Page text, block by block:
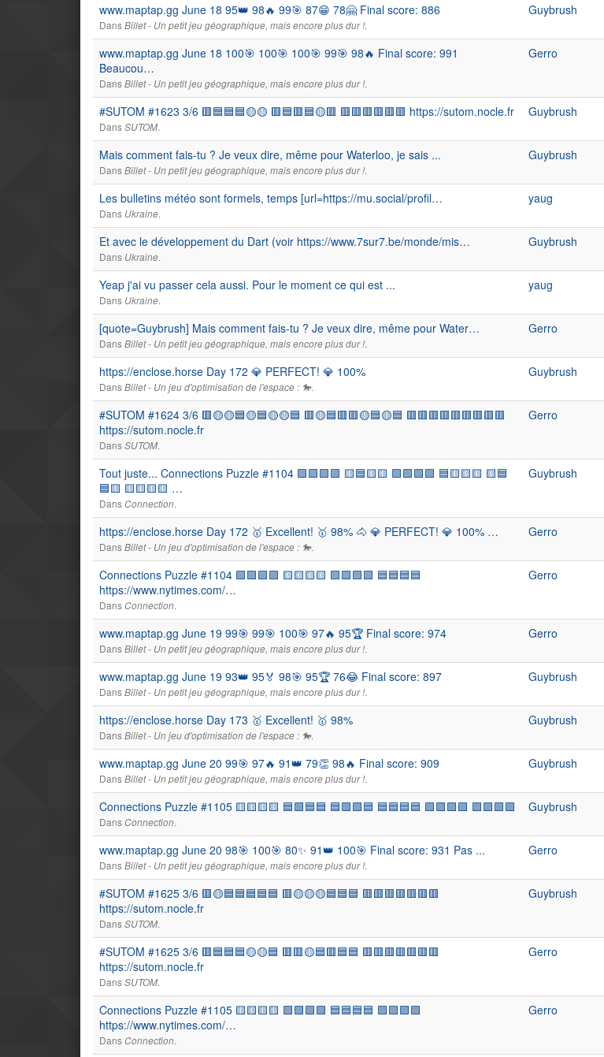
www.maptap.gg June 18 95👑 98🔥 99🎯 87😁 78🤗 Final score: 886
DansBillet - Un petit jeu géographique, mais encore plus dur !.
Guybrush
www.maptap.gg June 18 100🎯 100🎯 100🎯 99🎯 98🔥 Final score: 991
Beaucou…
DansBillet - Un petit jeu géographique, mais encore plus dur !.
Gerro
#SUTOM #1623 3/6 🟥🟦🟦🟦🟡🟡 🟥🟦🟥🟦🟡🟥 🟥🟥🟥🟥🟥🟥 https://sutom.nocle.fr
DansSUTOM.
Guybrush
Mais comment fais-tu ? Je veux dire, même pour Waterloo, je sais ...
DansBillet - Un petit jeu géographique, mais encore plus dur !.
Guybrush
Les bulletins météo sont formels, temps [url=https://mu.social/profil…
Dans Ukraine.
yaug
Et avec le développement du Dart (voir https://www.7sur7.be/monde/mis…
Dans Ukraine.
Guybrush
Yeap j'ai vu passer cela aussi. Pour le moment ce qui est ...
Dans Ukraine.
yaug
[quote=Guybrush] Mais comment fais-tu ? Je veux dire, même pour Water…
DansBillet - Un petit jeu géographique, mais encore plus dur !.
Gerro
https://enclose.horse Day 172 💎 PERFECT! 💎 100%
DansBillet - Un jeu d'optimisation de l'espace : 🐎.
Guybrush
#SUTOM #1624 3/6 🟥🟡🟡🟦🟡🟦🟡🟡🟦 🟥🟡🟦🟥🟥🟡🟦🟡🟦 🟥🟥🟥🟥🟥🟥🟥🟥🟥
https://sutom.nocle.fr
DansSUTOM.
Gerro
Tout juste... Connections Puzzle #1104 🟪🟪🟪🟪 🟨🟦🟨🟨 🟩🟩🟩🟩 🟦🟨🟨🟨 🟨🟦
🟦🟨 🟨🟨🟨🟨 …
DansConnection.
Guybrush
https://enclose.horse Day 172 🥇 Excellent! 🥇 98% 🐴 💎 PERFECT! 💎 100% …
DansBillet - Un jeu d'optimisation de l'espace : 🐎.
Gerro
Connections Puzzle #1104 🟪🟪🟪🟪 🟨🟨🟨🟨 🟩🟩🟩🟩 🟦🟦🟦🟦
https://www.nytimes.com/…
DansConnection.
Gerro
www.maptap.gg June 19 99🎯 99🎯 100🎯 97🔥 95🏆 Final score: 974
DansBillet - Un petit jeu géographique, mais encore plus dur !.
Gerro
www.maptap.gg June 19 93👑 95🏅 98🎯 95🏆 76😂 Final score: 897
DansBillet - Un petit jeu géographique, mais encore plus dur !.
Guybrush
https://enclose.horse Day 173 🥇 Excellent! 🥇 98%
DansBillet - Un jeu d'optimisation de l'espace : 🐎.
Guybrush
www.maptap.gg June 20 99🎯 97🔥 91👑 79👏 98🔥 Final score: 909
DansBillet - Un petit jeu géographique, mais encore plus dur !.
Guybrush
Connections Puzzle #1105 🟨🟨🟨🟨 🟦🟩🟦🟦 🟦🟩🟩🟦 🟦🟦🟦🟦 🟩🟪🟪🟩 🟩🟪🟩🟪
DansConnection.
Guybrush
www.maptap.gg June 20 98🎯 100🎯 80✨ 91👑 100🎯 Final score: 931 Pas ...
DansBillet - Un petit jeu géographique, mais encore plus dur !.
Gerro
#SUTOM #1625 3/6 🟥🟡🟦🟦🟦🟦🟦 🟥🟡🟡🟡🟦🟦🟦 🟥🟥🟥🟥🟥🟥🟥
https://sutom.nocle.fr
DansSUTOM.
Guybrush
#SUTOM #1625 3/6 🟥🟦🟦🟦🟡🟡🟦 🟥🟥🟡🟦🟥🟦🟦 🟥🟥🟥🟥🟥🟥🟥
https://sutom.nocle.fr
DansSUTOM.
Gerro
Connections Puzzle #1105 🟨🟨🟨🟨 🟩🟩🟩🟩 🟦🟦🟦🟦 🟪🟪🟪🟪
https://www.nytimes.com/…
DansConnection.
Gerro